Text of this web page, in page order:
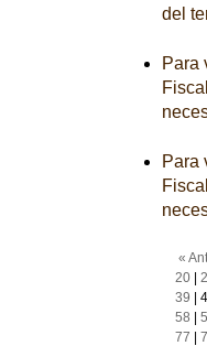
del
Para
Para
«
20|
39
58
77